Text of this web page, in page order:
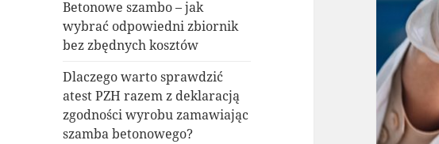
Betonowe szambo – jak
wybrać odpowiedni zbiornik
bez zbędnych kosztów
Dlaczego warto sprawdzić
atest PZH razem z deklaracją
zgodności wyrobu zamawiając
szamba betonowego?